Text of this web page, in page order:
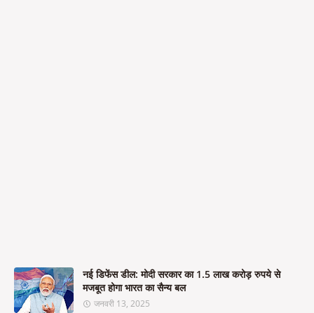
नई डिफेंस डील: मोदी सरकार का 1.5 लाख करोड़ रुपये से
मजबूत होगा भारत का सैन्य बल
जनवरी 13, 2025